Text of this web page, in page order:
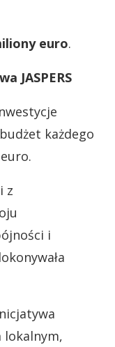
euro.
JASPERS
każdego
z
i
lokalnym,